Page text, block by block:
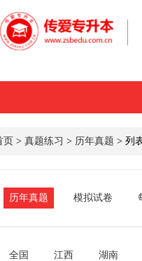
页 > 真题练习 > 历年真题 > 列
历年真题 模拟试卷
全国 江西 湖南